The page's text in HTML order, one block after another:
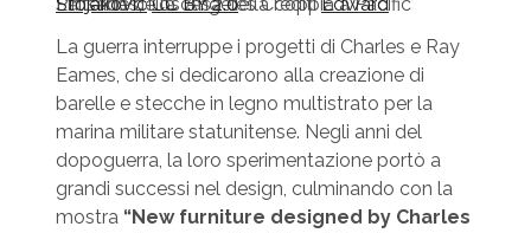
La guerra interruppe i progetti di Charles e Ray
Eames, che si dedicarono alla creazione di
barelle e stecche in legno multistrato per la
marina militare statunitense. Negli anni del
dopoguerra, la loro sperimentazione portò a
grandi successi nel design, culminando con la
mostra “New furniture designed by Charles